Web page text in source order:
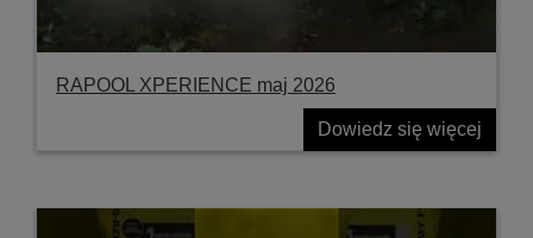
RAPOOL XPERIENCE maj 2026
Dowiedz się więcej